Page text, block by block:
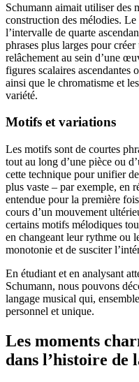
Schumann aimait utiliser des
construction des mélodies.
l’intervalle de quarte
phrases plus larges pour
relâchement au sein d’une
figures scalaires ascendantes
ainsi que le chromatisme et
variété.
Motifs et variations
Les motifs sont de courtes
tout au long d’une pièce ou
cette technique pour unifier
plus vaste – par exemple, en
entendue pour la première
cours d’un mouvement
certains motifs mélodiques
en changeant leur rythme ou
monotonie et de susciter
En étudiant et en analysant
Schumann, nous pouvons
langage musical qui,
personnel et unique.
Les moments
dans l’histoire de